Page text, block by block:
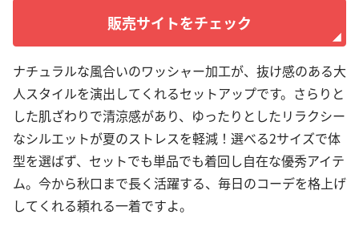
販売サイトをチェック
ナチュラルな風合いのワッシャー加工が、抜け感のある大
人スタイルを演出してくれるセットアップです。さらりと
した肌ざわりで清涼感があり、ゆったりとしたリラクシー
なシルエットが夏のストレスを軽減！選べる2サイズで体
型を選ばず、セットでも単品でも着回し自在な優秀アイテ
ム。今から秋口まで長く活躍する、毎日のコーデを格上げ
してくれる頼れる一着ですよ。